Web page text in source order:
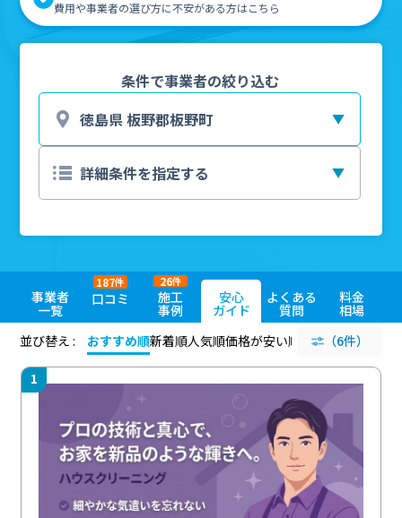
費用や事業者の選び方に不安がある方はこちら
条件で事業者の絞り込む
事業者
一覧
口コミ
187件
施工
事例
26件
安心
ガイド
よくある
質問
料金
相場
並び替え :
おすすめ順新着順人気順価格が安い順 評価が高い順
（6件）
1